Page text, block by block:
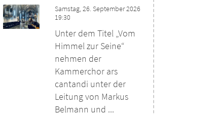
Samstag, 26. September 2026
19:30
Unter dem Titel „Vom
Himmel zur Seine“
nehmen der
Kammerchor ars
cantandi unter der
Leitung von Markus
Belmann und ...